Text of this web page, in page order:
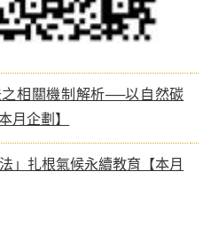
相關機制解析──以自然碳
月企劃】
」扎根氣候永續教育【本月